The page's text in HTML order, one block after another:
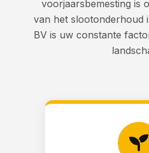
voorjaarsbemesting is
van het slootonderhoud
BV is uw constante